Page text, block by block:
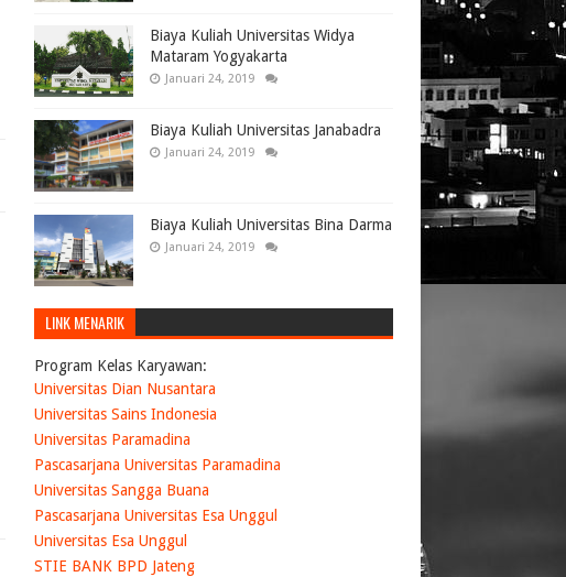
SPB
1.300.000
Biaya Kuliah Universitas Widya
Mataram Yogyakarta
Januari 24, 2019
Biaya Kuliah Universitas Janabadra
Januari 24, 2019
Biaya Kuliah Universitas Bina Darma
Januari 24, 2019
LINK MENARIK
Program Kelas Karyawan:
Universitas Dian Nusantara
Universitas Sains Indonesia
Universitas Paramadina
Pascasarjana Universitas Paramadina
Universitas Sangga Buana
Pascasarjana Universitas Esa Unggul
Universitas Esa Unggul
STIE BANK BPD Jateng